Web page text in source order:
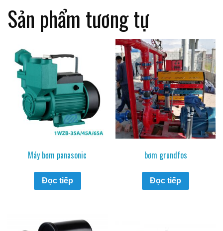
Sản phẩm tương tự
Máy bơm panasonic
Đọc tiếp
bơm grundfos
Đọc tiếp